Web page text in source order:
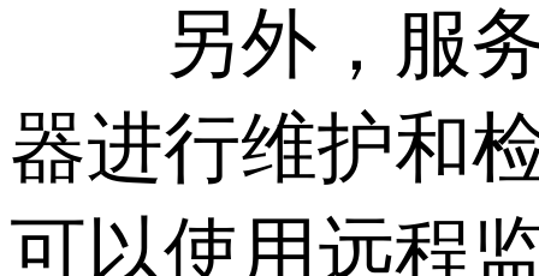
另外，服务
器进行维护和
可以使用远程